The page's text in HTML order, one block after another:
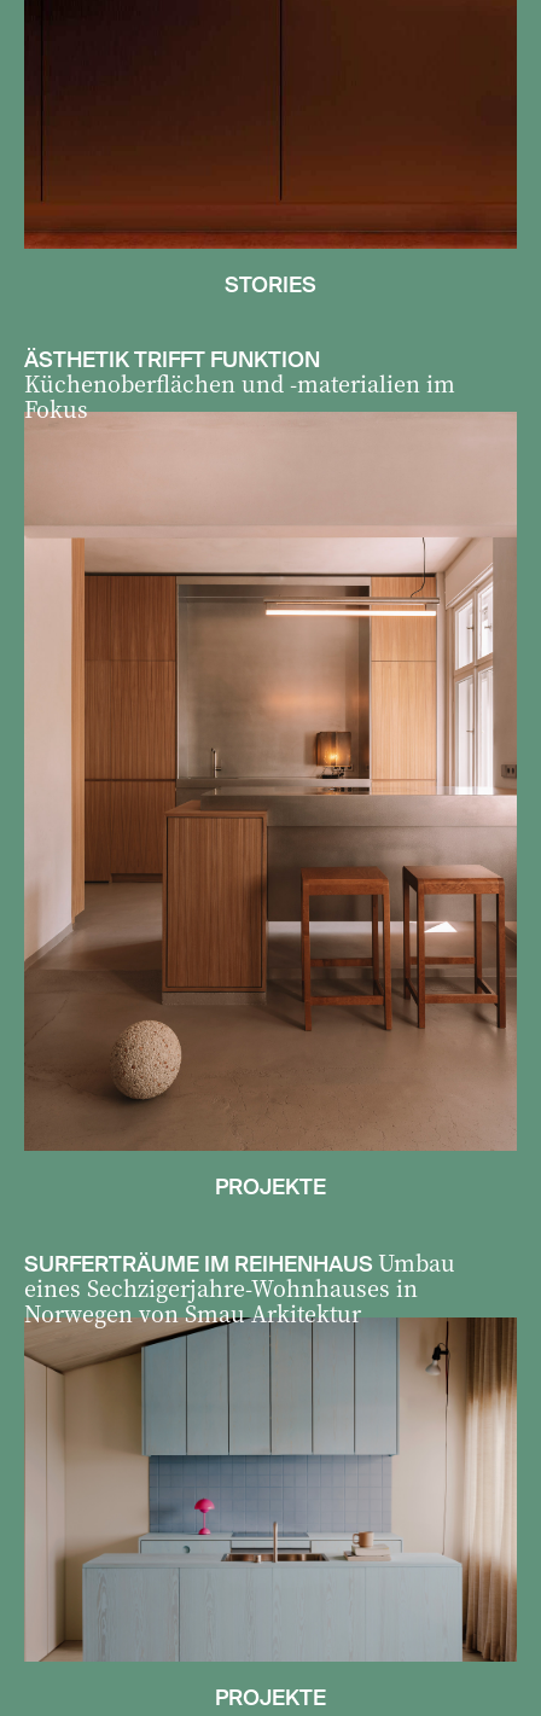
STORIES
ÄSTHETIK TRIFFT FUNKTION
Küchenoberflächen und -materialien im
Fokus
PROJEKTE
SURFERTRÄUME IM REIHENHAUS Umbau
eines Sechzigerjahre-Wohnhauses in
Norwegen von Smau Arkitektur
PROJEKTE